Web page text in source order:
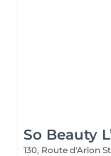
So Beauty
130, Route d'Arlon